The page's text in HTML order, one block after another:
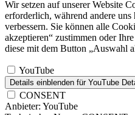
Wir setzen auf unserer Website
erforderlich, während andere uns
verbessern. Sie können alle
akzeptieren“ zustimmen oder
diese mit dem Button „Auswahl
YouTube
Details einblenden für YouTube
CONSENT
Anbieter: YouTube